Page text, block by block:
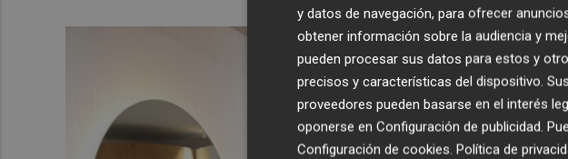
y datos de navegación, para ofrecer
obtener información sobre la audiencia y
pueden procesar sus datos para estos y
precisos y características del dispositivo.
proveedores pueden basarse en el interés
oponerse en Configuración de publicidad.
Configuración de cookies. Política de